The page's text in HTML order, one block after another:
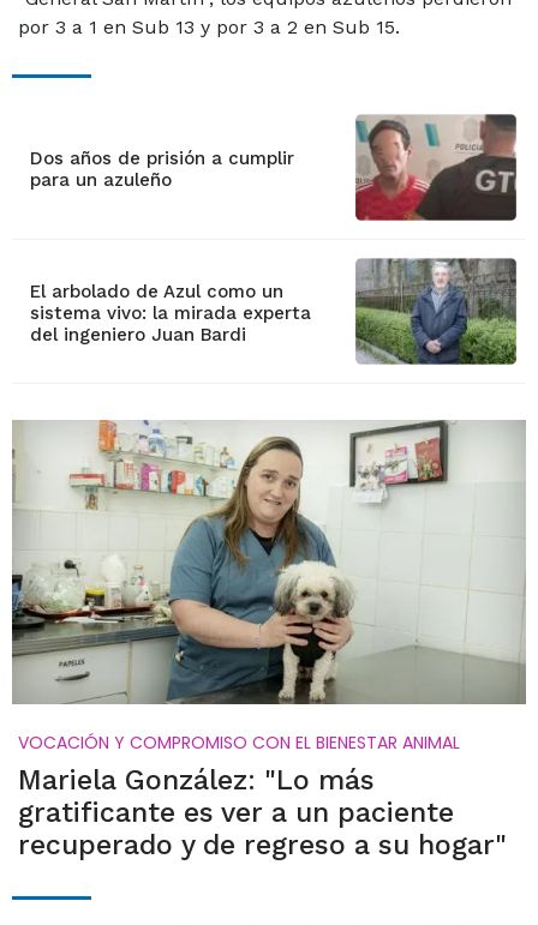
por 3 a 1 en Sub 13 y por 3 a 2 en Sub 15.
Dos años de prisión a cumplir
para un azuleño
El arbolado de Azul como un
sistema vivo: la mirada experta
del ingeniero Juan Bardi
VOCACIÓN Y COMPROMISO CON EL BIENESTAR ANIMAL
Mariela González: "Lo más
gratificante es ver a un paciente
recuperado y de regreso a su hogar"